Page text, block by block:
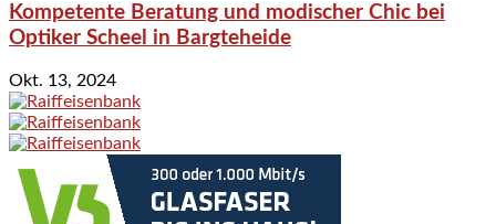
Kompetente Beratung und modischer Chic bei
Optiker Scheel in Bargteheide
Okt. 13, 2024